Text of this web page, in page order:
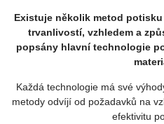
Existuje několik metod
trvanlivostí, vzhledem a
popsány hlavní technologie
Každá technologie má své
metody odvíjí od požadavků na
efektivitu